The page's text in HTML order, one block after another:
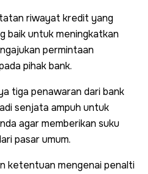
riwayat kredit yang
baik untuk meningkatkan
permintaan
pihak bank.
tiga penawaran dari bank
senjata ampuh untuk
agar memberikan suku
pasar umum.
ketentuan mengenai penalti